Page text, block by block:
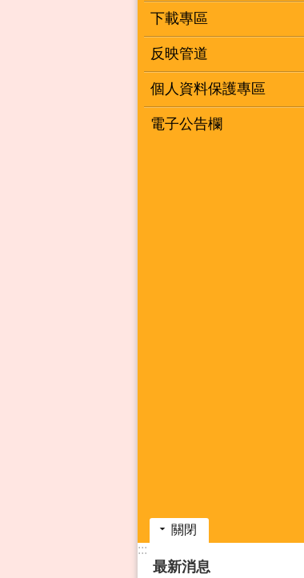
下載專區
反映管道
個人資料保護專區
電子公告欄
關閉
:::
最新消息